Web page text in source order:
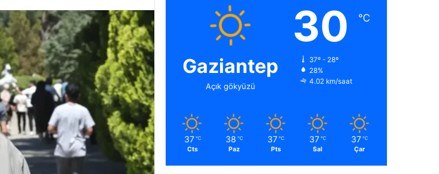
Gaziantep
Açık gökyüzü
30 ℃
37º - 28º
28%
4.02 km/saat
37 ℃
Cts
38 ℃
Paz
37 ℃
Pts
37 ℃
Sal
37 ℃
Çar